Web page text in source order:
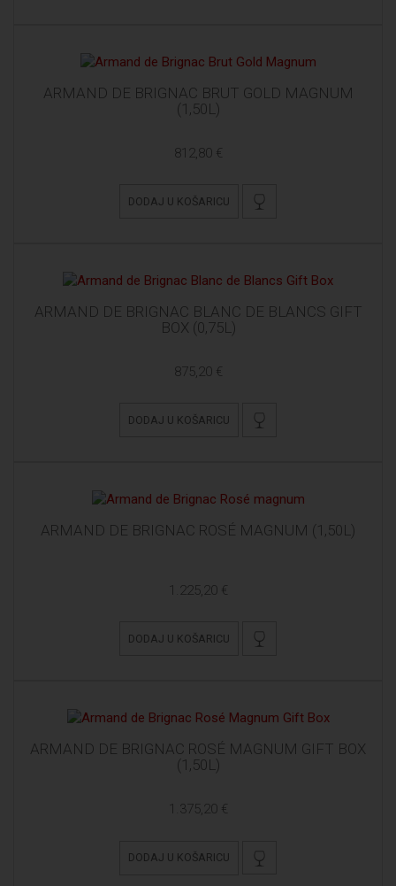
ARMAND DE BRIGNAC BRUT GOLD MAGNUM
(1,50L)
812,80 €
DODAJ U KOŠARICU
ARMAND DE BRIGNAC BLANC DE BLANCS GIFT
BOX (0,75L)
875,20 €
DODAJ U KOŠARICU
ARMAND DE BRIGNAC ROSÉ MAGNUM (1,50L)
1.225,20 €
DODAJ U KOŠARICU
ARMAND DE BRIGNAC ROSÉ MAGNUM GIFT BOX
(1,50L)
1.375,20 €
DODAJ U KOŠARICU